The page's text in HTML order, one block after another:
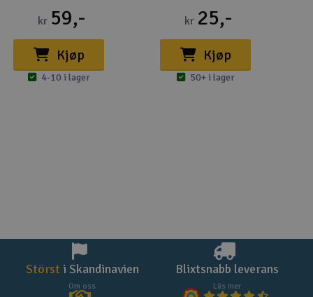
kr 59,-
Kjøp
4-10 i lager
kr 25,-
Kjøp
50+ i lager
Störst i Skandinavien
Om oss
Blixtsnabb leverans
Läs mer